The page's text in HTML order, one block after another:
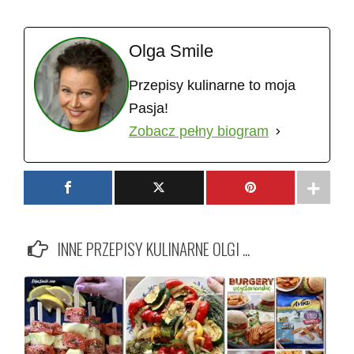
Olga Smile
Przepisy kulinarne to moja
Pasja!
Zobacz pełny biogram
INNE PRZEPISY KULINARNE OLGI ...